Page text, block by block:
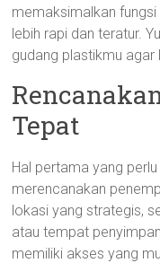
memaksimalkan
lebih rapi dan teratur.
gudang plastikmu agar
Tepat
Hal pertama yang
merencanakan
lokasi yang strategis,
atau tempat
memiliki akses yang